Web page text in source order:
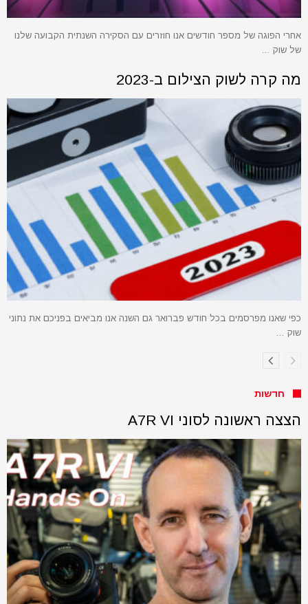
אחרי הפוגה של מספר חודשים אנו חוזרים עם הסקירה השנתית הקבועה שלנו
של שוק …
מה קרה לשוק הצילום ב-2023
כפי שאנו מפרסמים בכל חודש פברואר גם השנה אנו מביאים בפניכם את נתוני
שוק …
חדשות
הצצה ראשונה לסוני A7R VI